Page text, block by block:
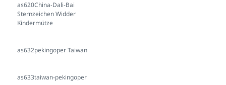
as620China-Dali-Bai
Sternzeichen Widder
Kindermütze
as632pekingoper Taiwan
as633taiwan-pekingoper